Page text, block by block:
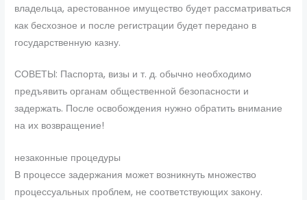
владельца, арестованное имущество будет рассматриваться
как бесхозное и после регистрации будет передано в
государственную казну.
СОВЕТЫ: Паспорта, визы и т. д. обычно необходимо
предъявить органам общественной безопасности и
задержать. После освобождения нужно обратить внимание
на их возвращение!
незаконные процедуры
В процессе задержания может возникнуть множество
процессуальных проблем, не соответствующих закону.